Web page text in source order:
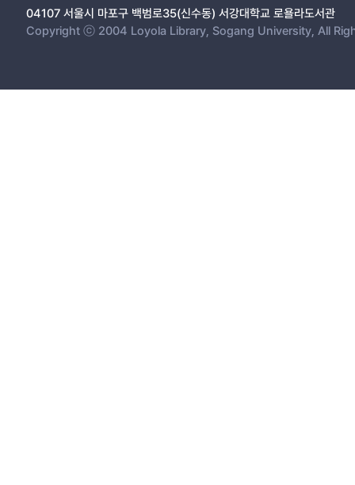
04107 서울시 마포구 백범로35(신수동) 서강대학교 로욜라도서관
Copyright ⓒ 2004 Loyola Library, Sogang University, All